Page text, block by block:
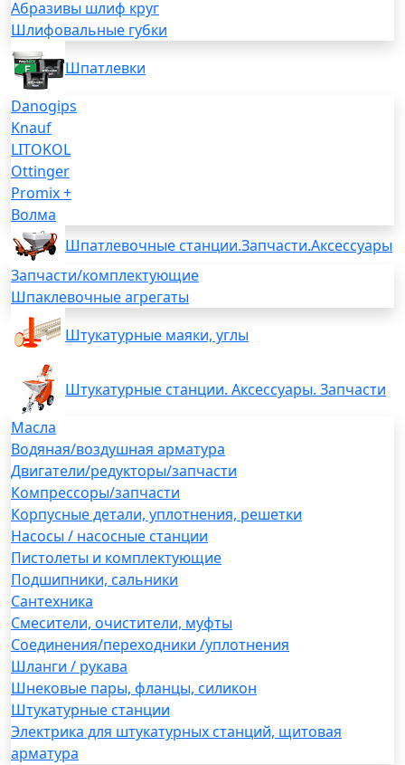
Абразивы шлиф круг
Шлифовальные губки
Шпатлевки
Danogips
Knauf
LITOKOL
Ottinger
Promix +
Волма
Шпатлевочные станции.Запчасти.Аксессуары
Запчасти/комплектующие
Шпаклевочные агрегаты
Штукатурные маяки, углы
Штукатурные станции. Аксессуары. Запчасти
Масла
Водяная/воздушная арматура
Двигатели/редукторы/запчасти
Компрессоры/запчасти
Корпусные детали, уплотнения, решетки
Насосы / насосные станции
Пистолеты и комплектующие
Подшипники, сальники
Сантехника
Смесители, очистители, муфты
Соединения/переходники /уплотнения
Шланги / рукава
Шнековые пары, фланцы, силикон
Штукатурные станции
Электрика для штукатурных станций, щитовая
арматура